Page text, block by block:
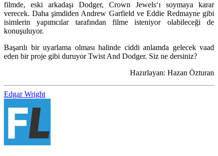
filmde, eski arkadaşı Dodger, Crown Jewels‘ı soymaya karar
verecek. Daha şimdiden Andrew Garfield ve Eddie Redmaynegibi
isimlerin yapımcılar tarafından filme isteniyor olabileceği de
konuşuluyor.
Başarılı bir uyarlama olması halinde ciddi anlamda gelecek vaad
eden bir proje gibi duruyor Twist And Dodger. Siz ne dersiniz?
Hazırlayan: Hazan Özturan
Edgar Wright